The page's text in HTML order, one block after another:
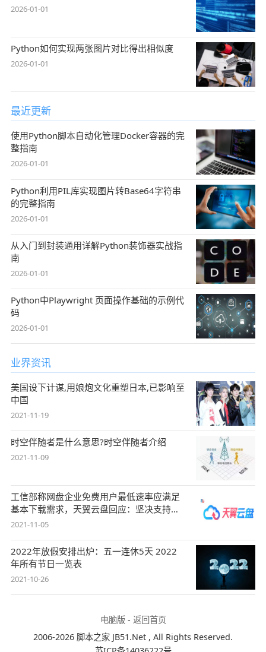
2026-01-01
Python如何实现两张图片对比得出相似度
2026-01-01
最近更新
使用Python脚本自动化管理Docker容器的完
整指南
2026-01-01
Python利用PIL库实现图片转Base64字符串
的完整指南
2026-01-01
从入门到封装通用详解Python装饰器实战指
南
2026-01-01
Python中Playwright 页面操作基础的示例代
码
2026-01-01
业界资讯
美国设下计谋,用娘炮文化重塑日本,已影响至
中国
2021-11-19
时空伴随者是什么意思?时空伴随者介绍
2021-11-09
工信部称网盘企业免费用户最低速率应满足
基本下载需求，天翼云盘回应：坚决支持，
始终
2021-11-05
2022年放假安排出炉：五一连休5天 2022
年所有节日一览表
2021-10-26
电脑版- 返回首页
2006-2026 脚本之家 JB51.Net , All Rights Reserved.